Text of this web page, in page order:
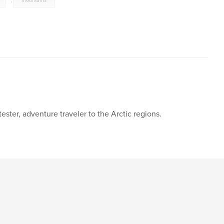
adventure traveler to the Arctic regions.